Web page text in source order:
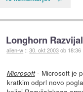
Longhorn
alien-w ::30. okt 2003ob 18:36
Microsoft- Microsoft je
kratkim odprl novo